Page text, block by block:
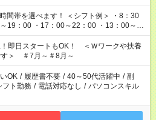
19：00 ・17：00～22：00 ・13：00～
6：00 など
！即日スタートもOK！ ＜Ｗワークや扶養
す＞ ＃7月～＃8月～
OK / 履歴書不要 / 40～50代活躍中 / 副
フト勤務 / 電話対応なし / パソコンスキル